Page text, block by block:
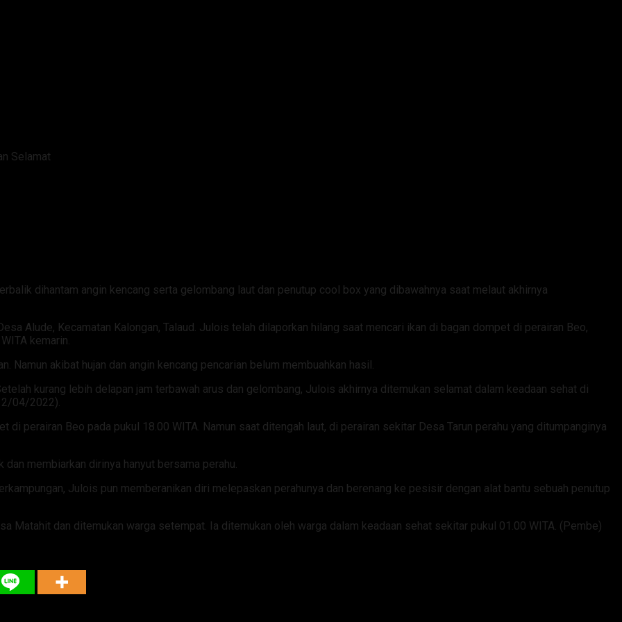
Selamat
dihantam angin kencang serta gelombang laut dan penutup cool box yang dibawahnya saat melaut akhirnya
Alude, Kecamatan Kalongan, Talaud. Julois telah dilaporkan hilang saat mencari ikan di bagan dompet di perairan Beo,
kemarin.
akibat hujan dan angin kencang pencarian belum membuahkan hasil.
kurang lebih delapan jam terbawah arus dan gelombang, Julois akhirnya ditemukan selamat dalam keadaan sehat di
04/2022).
perairan Beo pada pukul 18.00 WITA. Namun saat ditengah laut, di perairan sekitar Desa Tarun perahu yang ditumpanginya
membiarkan dirinya hanyut bersama perahu.
Julois pun memberanikan diri melepaskan perahunya dan berenang ke pesisir dengan alat bantu sebuah penutup
Matahit dan ditemukan warga setempat. Ia ditemukan oleh warga dalam keadaan sehat sekitar pukul 01.00 WITA. (Pembe)